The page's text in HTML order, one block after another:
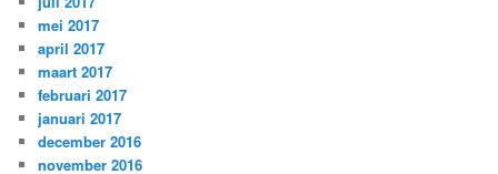
mei 2017
april 2017
maart 2017
februari 2017
januari 2017
december 2016
november 2016